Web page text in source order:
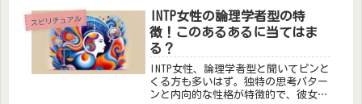
共感できます。
スピリチュアル
INTP女性の論理学者型の特
徴！このあるあるに当てはま
る？
INTP女性、論理学者型と聞いてピンと
くる方も多いはず。独特の思考パター
ンと内向的な性格が特徴的で、彼女た